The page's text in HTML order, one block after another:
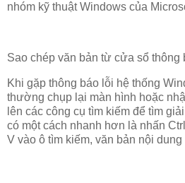
nhóm kỹ thuật Windows của
Sao chép văn bản từ cửa sổ thông
Khi gặp thông báo lỗi hệ thống
thường chụp lại màn hình hoặc
lên các công cụ tìm kiếm để tìm
có một cách nhanh hơn là nhấn
V vào ô tìm kiếm, văn bản nội